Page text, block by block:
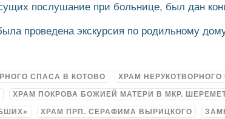
послушание при больнице, был дан
проведена экскурсия по родильному
СПАСА В КОТОВО ХРАМ
ХРАМ ПОКРОВА БОЖИЕЙ МАТЕРИ В МКР.
ХРАМ ПРП. СЕРАФИМА ВЫРИЦКОГО